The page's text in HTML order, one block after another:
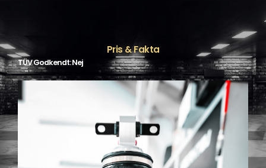
Pris & Fakta
TÜV Godkendt: Nej